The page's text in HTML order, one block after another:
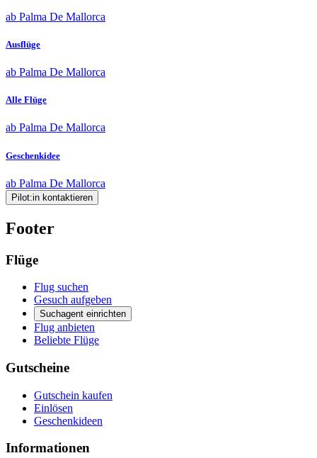
ab Palma De Mallorca
Ausflüge
ab Palma De Mallorca
Alle Flüge
ab Palma De Mallorca
Geschenkidee
ab Palma De Mallorca
Pilot:in kontaktieren
Footer
Flüge
Flug suchen
Gesuch aufgeben
Suchagent einrichten
Flug anbieten
Beliebte Flüge
Gutscheine
Gutschein kaufen
Einlösen
Geschenkideen
Informationen